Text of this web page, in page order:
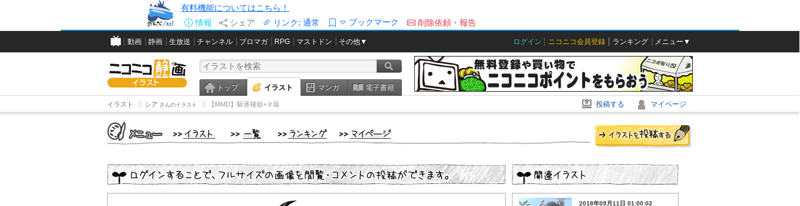
有料機能についてはこちら！
情報
シェア リンク: 通常 ブックマーク 削除依頼・報告